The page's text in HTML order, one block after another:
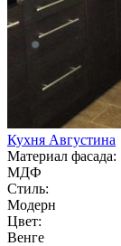
Кухня Августина
Материал фасада:
МДФ
Стиль:
Модерн
Цвет:
Венге